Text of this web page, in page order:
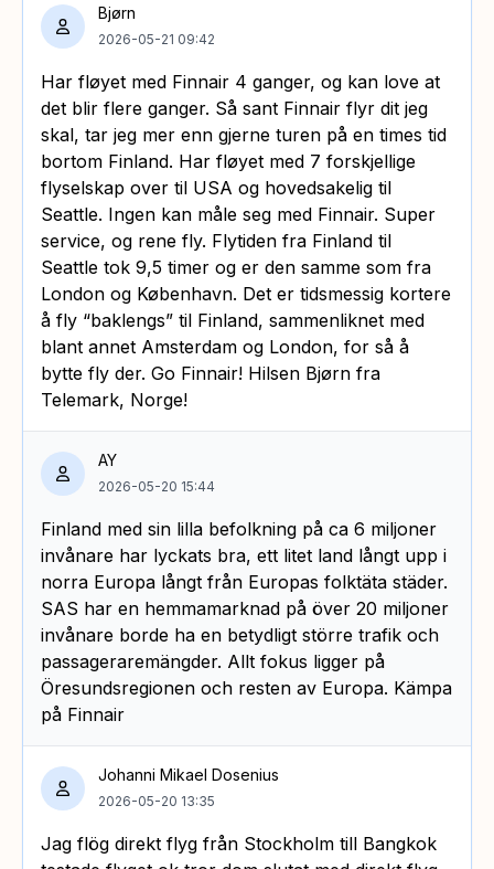
Bjørn
2026-05-21 09:42
Har fløyet med Finnair 4 ganger, og kan love at
det blir flere ganger. Så sant Finnair flyr dit jeg
skal, tar jeg mer enn gjerne turen på en times tid
bortom Finland. Har fløyet med 7 forskjellige
flyselskap over til USA og hovedsakelig til
Seattle. Ingen kan måle seg med Finnair. Super
service, og rene fly. Flytiden fra Finland til
Seattle tok 9,5 timer og er den samme som fra
London og København. Det er tidsmessig kortere
å fly “baklengs” til Finland, sammenliknet med
blant annet Amsterdam og London, for så å
bytte fly der. Go Finnair! Hilsen Bjørn fra
Telemark, Norge!
AY
2026-05-20 15:44
Finland med sin lilla befolkning på ca 6 miljoner
invånare har lyckats bra, ett litet land långt upp i
norra Europa långt från Europas folktäta städer.
SAS har en hemmamarknad på över 20 miljoner
invånare borde ha en betydligt större trafik och
passageraremängder. Allt fokus ligger på
Öresundsregionen och resten av Europa. Kämpa
på Finnair
Johanni Mikael Dosenius
2026-05-20 13:35
Jag flög direkt flyg från Stockholm till Bangkok